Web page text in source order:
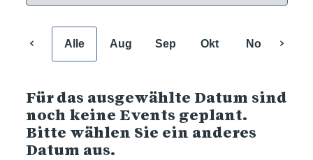
Alle Aug Sep Okt Nov
Für das ausgewählte Datum sind
noch keine Events geplant.
Bitte wählen Sie ein anderes
Datum aus.